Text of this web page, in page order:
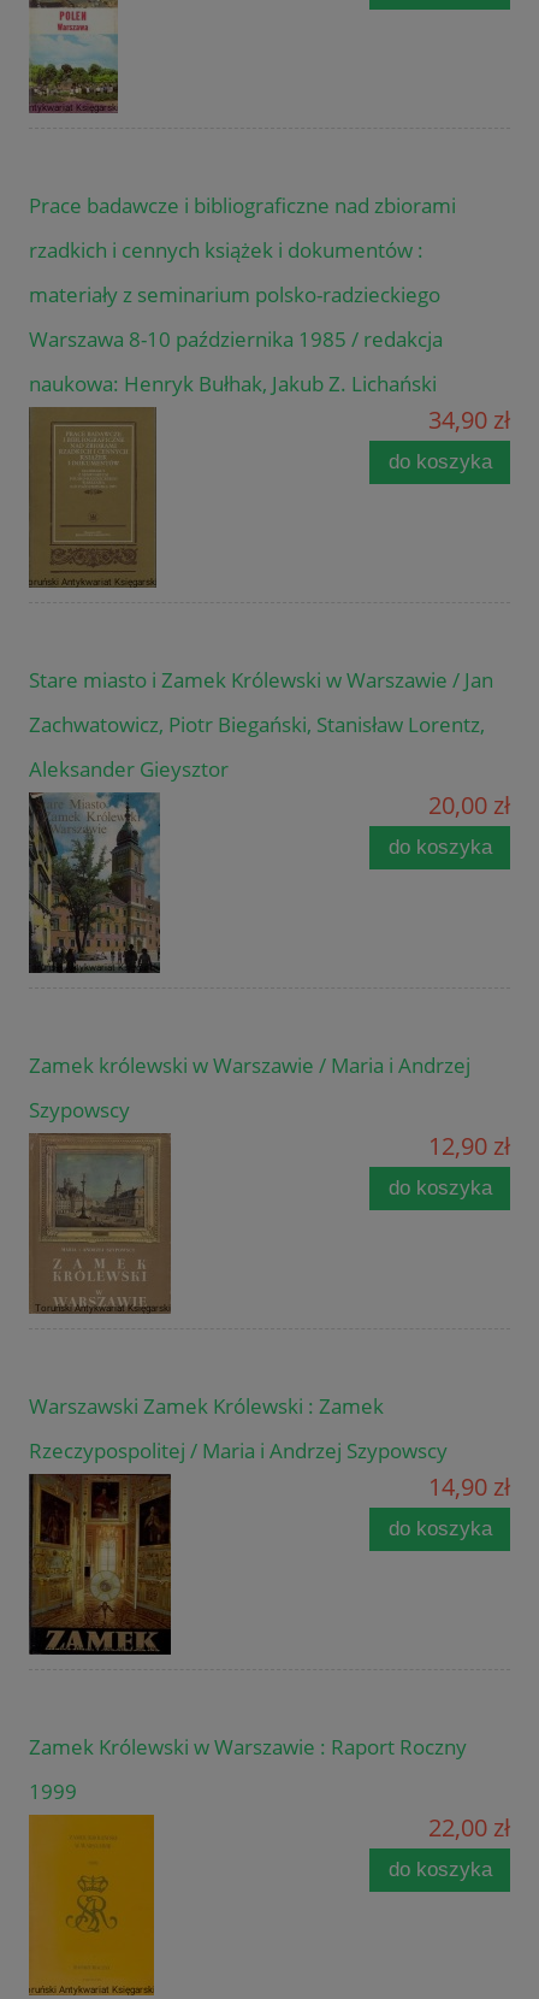
Prace badawcze i bibliograficzne nad zbiorami
rzadkich i cennych książek i dokumentów :
materiały z seminarium polsko-radzieckiego
Warszawa 8-10 października 1985 / redakcja
naukowa: Henryk Bułhak, Jakub Z. Lichański
34,90 zł
do koszyka
Stare miasto i Zamek Królewski w Warszawie / Jan
Zachwatowicz, Piotr Biegański, Stanisław Lorentz,
Aleksander Gieysztor
20,00 zł
do koszyka
Zamek królewski w Warszawie / Maria i Andrzej
Szypowscy
12,90 zł
do koszyka
Warszawski Zamek Królewski : Zamek
Rzeczypospolitej / Maria i Andrzej Szypowscy
14,90 zł
do koszyka
Zamek Królewski w Warszawie : Raport Roczny
1999
22,00 zł
do koszyka